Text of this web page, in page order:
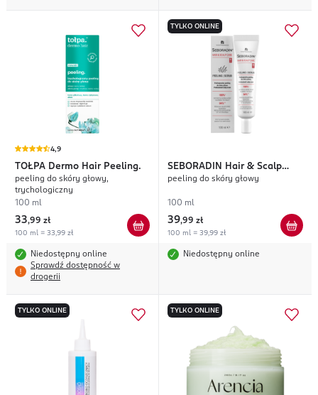
4,9
TOŁPA Dermo Hair Peeling.
peeling do skóry głowy,
trychologiczny
100 ml
33,99 zł
100 ml = 33,99 zł
Niedostępny online
Sprawdź dostępność w
drogerii
TYLKO ONLINE
SEBORADIN
Hair & Scalp
Care
peeling do skóry głowy
100 ml
39,99 zł
100 ml = 39,99 zł
Niedostępny online
TYLKO ONLINE TYLKO ONLINE